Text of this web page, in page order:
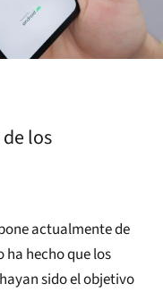
los
actualmente de
hecho que los
sido el objetivo